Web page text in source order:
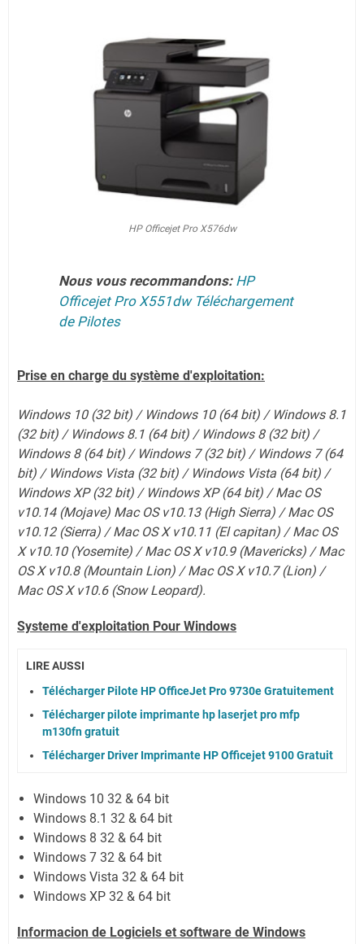
HP Officejet Pro X576dw
Nous vous recommandons: HP
Officejet Pro X551dw Téléchargement
de Pilotes
Prise en charge du système d'exploitation:
Windows 10 (32 bit) / Windows 10 (64 bit) / Windows 8.1
(32 bit) / Windows 8.1 (64 bit) / Windows 8 (32 bit) /
Windows 8 (64 bit) / Windows 7 (32 bit) / Windows 7 (64
bit) / Windows Vista (32 bit) / Windows Vista (64 bit) /
Windows XP (32 bit) / Windows XP (64 bit) / Mac OS
v10.14 (Mojave) Mac OS v10.13 (High Sierra) / Mac OS
v10.12 (Sierra) / Mac OS X v10.11 (El capitan) / Mac OS
X v10.10 (Yosemite) / Mac OS X v10.9 (Mavericks) / Mac
OS X v10.8 (Mountain Lion) / Mac OS X v10.7 (Lion) /
Mac OS X v10.6 (Snow Leopard).
Systeme d'exploitation Pour Windows
LIRE AUSSI
Télécharger Pilote HP OfficeJet Pro 9730e Gratuitement
Télécharger pilote imprimante hp laserjet pro mfp
m130fn gratuit
Télécharger Driver Imprimante HP Officejet 9100 Gratuit
Windows 10 32 & 64 bit
Windows 8.1 32 & 64 bit
Windows 8 32 & 64 bit
Windows 7 32 & 64 bit
Windows Vista 32 & 64 bit
Windows XP 32 & 64 bit
Informacion de Logiciels et software de Windows